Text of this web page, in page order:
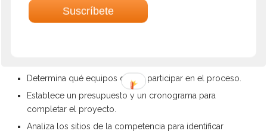
empieces:
Determina qué equipos deben participar en el proceso.
Establece un presupuesto y un cronograma para
completar el proyecto.
Analiza los sitios de la competencia para identificar